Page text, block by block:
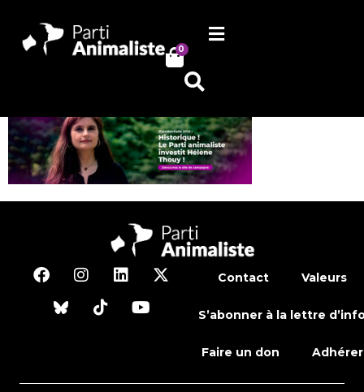
0
Contact Valeurs
S’abonner à la lettre
Faire un don Adhérer